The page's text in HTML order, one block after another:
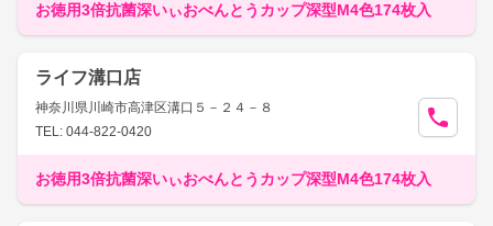
お徳用3倍抗菌深いぃおべんとうカップ深型M4色174枚入
ライフ溝口店
神奈川県川崎市高津区溝口５－２４－８
TEL: 044-822-0420
お徳用3倍抗菌深いぃおべんとうカップ深型M4色174枚入